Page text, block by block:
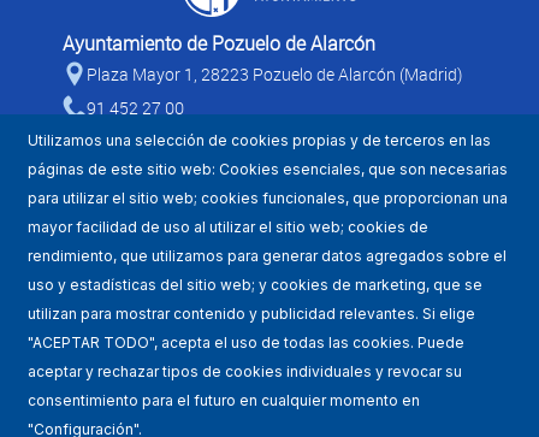
Ayuntamiento de Pozuelo de Alarcón
Plaza Mayor 1, 28223 Pozuelo de Alarcón (Madrid)
91 452 27 00
Mapa WEB
Condiciones de uso
Utilizamos una selección de cookies propias y de terceros en las
páginas de este sitio web: Cookies esenciales, que son necesarias
para utilizar el sitio web; cookies funcionales, que proporcionan una
mayor facilidad de uso al utilizar el sitio web; cookies de
rendimiento, que utilizamos para generar datos agregados sobre el
uso y estadísticas del sitio web; y cookies de marketing, que se
utilizan para mostrar contenido y publicidad relevantes. Si elige
"ACEPTAR TODO", acepta el uso de todas las cookies. Puede
aceptar y rechazar tipos de cookies individuales y revocar su
consentimiento para el futuro en cualquier momento en
"Configuración".